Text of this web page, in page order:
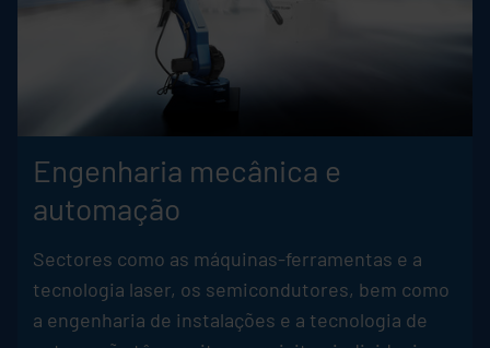
Engenharia mecânica e
automação
Sectores como as máquinas-ferramentas e a
tecnologia laser, os semicondutores, bem como
a engenharia de instalações e a tecnologia de